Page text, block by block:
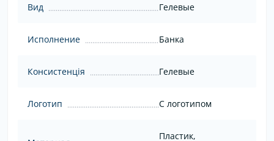
Вид Гелевые
Исполнение Банка
Консистенція Гелевые
Логотип С логотипом
Пластик,